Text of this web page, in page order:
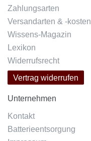
Zahlungsarten
Versandarten & -kosten
Wissens-Magazin
Lexikon
Widerrufsrecht
Vertrag widerrufen
Unternehmen
Kontakt
Batterieentsorgung